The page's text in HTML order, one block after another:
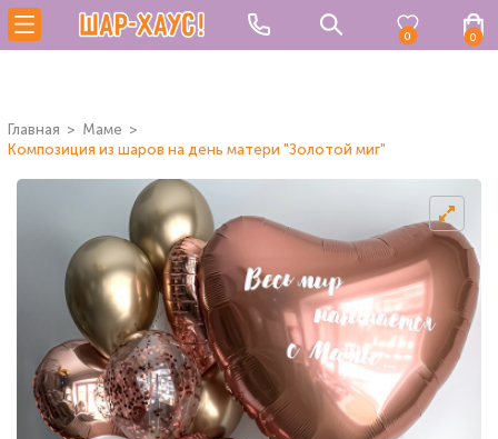
0 0
Главная
Маме
Композиция из шаров на день матери "Золотой миг"